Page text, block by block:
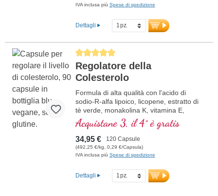
IVA inclusa più Spese di spedizione
Dettagli
Average rating of 5 out of 5 stars
Regolatore della
Colesterolo
Formula di alta qualità con l'acido di
sodio-R-alfa lipoico, licopene, estratto di
tè verde, monakolina K, vitamina E,
vitamina B3 e beta glucano, che
contribuisce al mantenimento della
normale colesterolo nel sangue.
Acquistane 3, il 4° è gratis
34,95 € 120 Capsule
(492,25 €/kg, 0,29 €/Capsula)
IVA inclusa più Spese di spedizione
Dettagli